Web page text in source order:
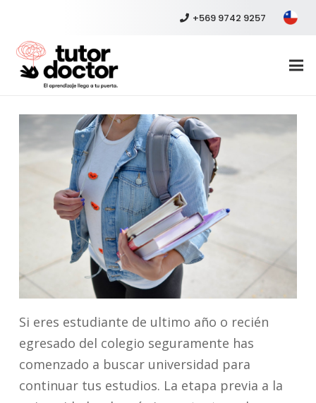
+569 9742 9257
Si eres estudiante de ultimo año o recién
egresado del colegio seguramente has
comenzado a buscar universidad para
continuar tus estudios. La etapa previa a la